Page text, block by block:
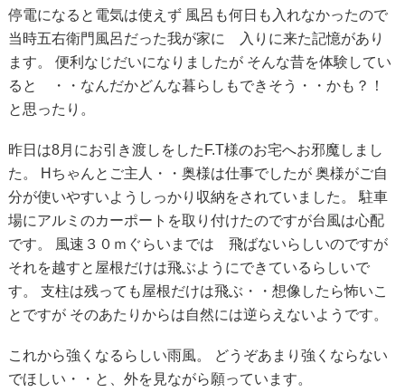
停電になると電気は使えず風呂も何日も入れなかったので
当時五右衛門風呂だった我が家に 入りに来た記憶があり
ます。
便利なじだいになりましたがそんな昔を体験してい
ると ・・なんだかどんな暮らしもできそう・・かも？！
と思ったり。
昨日は8月にお引き渡しをしたF.T様のお宅へお邪魔しまし
た。
Hちゃんとご主人・・奥様は仕事でしたが奥様がご自
分が使いやすいようしっかり収納をされていました。
駐車
場にアルミのカーポートを取り付けたのですが台風は心配
です。
風速３０ｍぐらいまでは 飛ばないらしいのですが
それを越すと屋根だけは飛ぶようにできているらしいで
す。
支柱は残っても屋根だけは飛ぶ・・想像したら怖いこ
とですがそのあたりからは自然には逆らえないようです。
これから強くなるらしい雨風。
どうぞあまり強くならない
でほしい・・と、外を見ながら願っています。